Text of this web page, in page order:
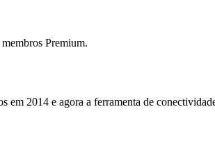
Premium.
2014 e agora a ferramenta de